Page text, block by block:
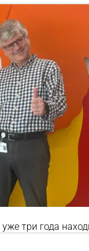
три года